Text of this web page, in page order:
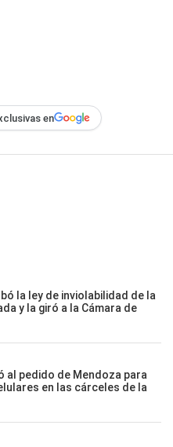
en
la ley de inviolabilidad de la
y la giró a la Cámara de
al pedido de Mendoza para
en las cárceles de la